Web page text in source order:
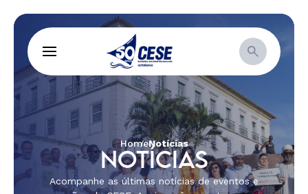
HomeNotícias
NOTÍCIAS
Acompanhe as últimas notícias de eventos e